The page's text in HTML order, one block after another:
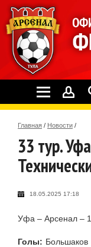
Главная / Новости /
33 тур.
18.05.2025 17:18
Уфа – Арсенал –
Голы: Большаков